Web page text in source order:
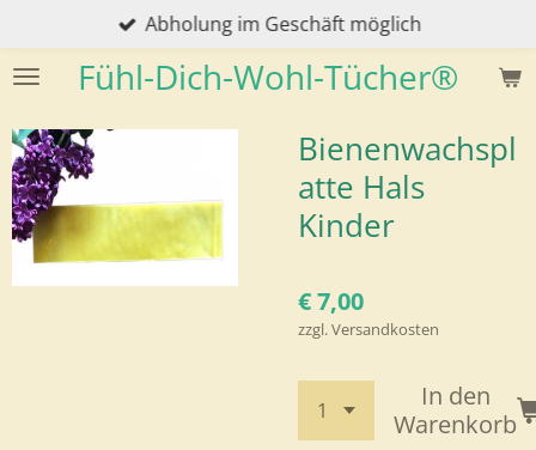
Hauptinhalt
springenFühl-Dich-Wohl-Tücher®
Abholung im Geschäft möglich
Bienenwachspl
atte Hals
Kinder
€ 7,00
zzgl. Versandkosten
In den
Warenkorb